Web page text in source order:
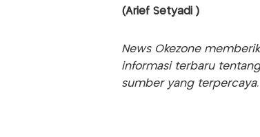
(Arief Setyadi )
News Okezone
informasi terbaru
sumber yang terpercaya.